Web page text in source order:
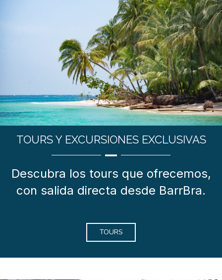
TOURS Y EXCURSIONES EXCLUSIVAS
Descubra los tours que ofrecemos,
con salida directa desde BarrBra.
TOURS